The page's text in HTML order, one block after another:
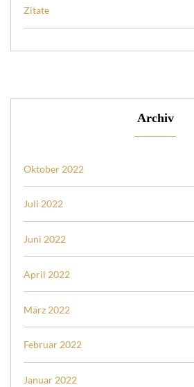
Zitate
Archiv
Oktober 2022
Juli 2022
Juni 2022
April 2022
März 2022
Februar 2022
Januar 2022